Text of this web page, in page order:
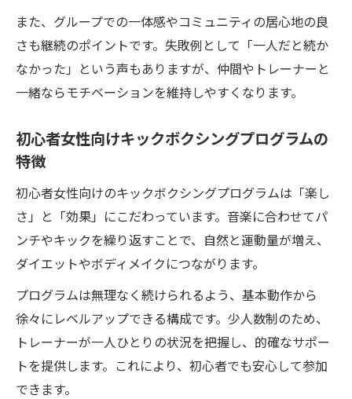
また、グループでの一体感やコミュニティの居心地の良
さも継続のポイントです。失敗例として「一人だと続か
なかった」という声もありますが、仲間やトレーナーと
一緒ならモチベーションを維持しやすくなります。
初心者女性向けキックボクシングプログラムの
特徴
初心者女性向けのキックボクシングプログラムは「楽し
さ」と「効果」にこだわっています。音楽に合わせてパ
ンチやキックを繰り返すことで、自然と運動量が増え、
ダイエットやボディメイクにつながります。
プログラムは無理なく続けられるよう、基本動作から
徐々にレベルアップできる構成です。少人数制のため、
トレーナーが一人ひとりの状況を把握し、的確なサポー
トを提供します。これにより、初心者でも安心して参加
できます。